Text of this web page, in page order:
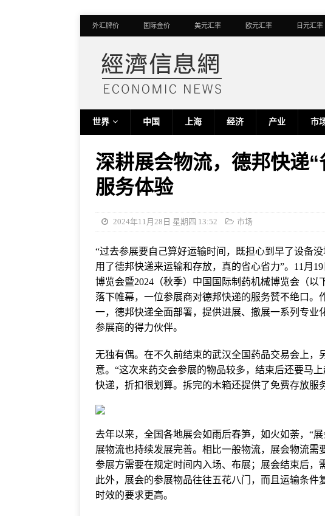
外汇牌价 国际金价 美元汇率 欧元汇率 日元汇率
世界 中国 上海 经济 产业 市
深耕展会物流，德邦快递
服务体验
2024年11月28日 星期四 13:52 市场
“过去参展要自己算好运输时间，既担心到早了设备
用了德邦快递来运输和存放，真的省心省力”。11月
博览会暨2024（秋季）中国国际制药机械博览会（以
落下帷幕，一位参展商对德邦快递的服务赞不绝口。
一，德邦快递全面部署，提供进展、撤展一系列专业
参展商的得力伙伴。
无独有偶。在不久前结束的武汉全国药品交易会上，
意。“这次来药交会参展的物品较多，结束后还要马
快递，折扣很划算。拆完的木箱还提供了免费存放服
去年以来，全国各地展会如雨后春笋，如火如荼，“
展物流也持续发展完善。相比一般物流，展会物流需
参展方需要在规定时间内入场、布展；展会结束后，
此外，展会的参展物品往往五花八门，而且运输条
时效的要求更高。